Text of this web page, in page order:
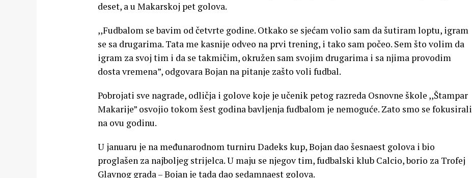
deset, a u Makarskoj pet golova.
,,Fudbalom se bavim od četvrte godine. Otkako se sjećam volio sam da šutiram loptu, igram
se sa drugarima. Tata me kasnije odveo na prvi trening, i tako sam počeo. Sem što volim da
igram za svoj tim i da se takmičim, okružen sam svojim drugarima i sa njima provodim
dosta vremena”, odgovara Bojan na pitanje zašto voli fudbal.
Pobrojati sve nagrade, odličja i golove koje je učenik petog razreda Osnovne škole ,,Štampar
Makarije” osvojio tokom šest godina bavljenja fudbalom je nemoguće. Zato smo se fokusirali
na ovu godinu.
U januaru je na međunarodnom turniru Dadeks kup, Bojan dao šesnaest golova i bio
proglašen za najboljeg strijelca. U maju se njegov tim, fudbalski klub Calcio, borio za Trofej
Glavnog grada – Bojan je tada dao sedamnaest golova.